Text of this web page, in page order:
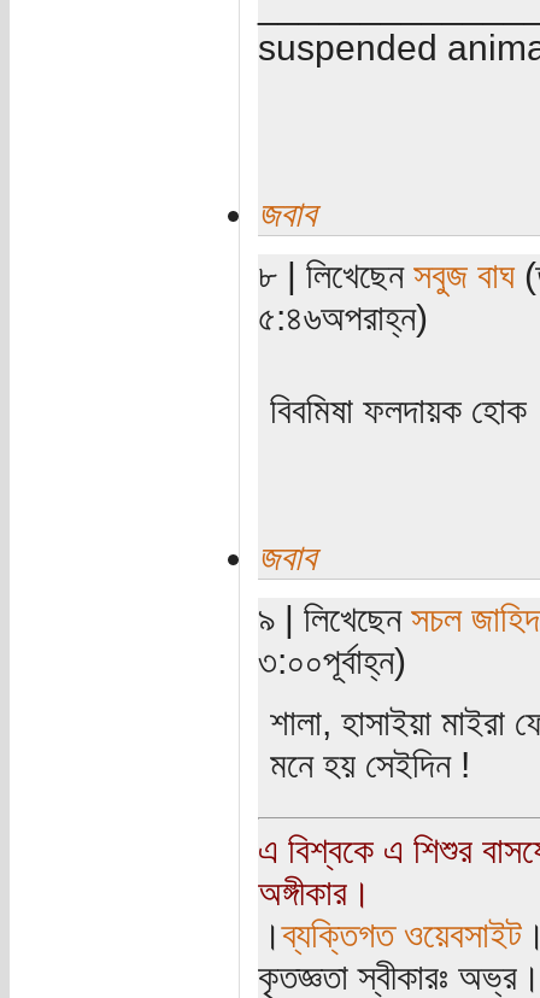
suspended
জবাব
৮ | লিখেছেন সবুজ বাঘ
৫:৪৬অপরাহ্ন)
বিবমিষা ফলদায়ক
জবাব
৯ | লিখেছেন সচল জাহিদ
৩:০০পূর্বাহ্ন)
শালা, হাসাইয়া
মনে হয় সেইদিন !
এ বিশ্বকে এ শিশুর
অঙ্গীকার।
।ব্যক্তিগত ওয়েবসাইট
কৃতজ্ঞতা স্বীকারঃ অভ্র।